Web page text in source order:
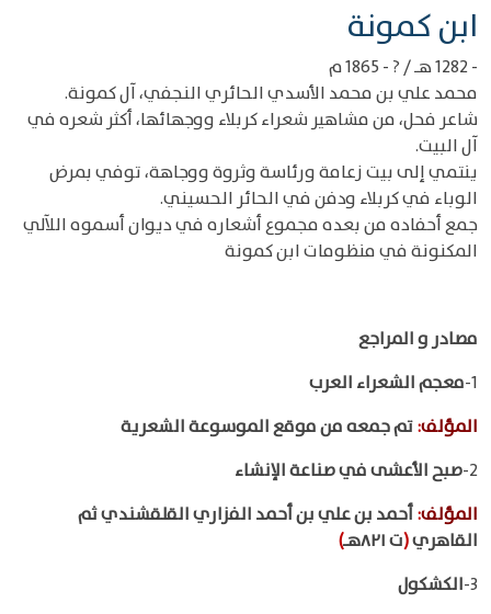
‌‌ابن كمونة
- 1282 هـ / ? - 1865 م
محمد علي بن محمد الأسدي الحائري النجفي، آل كمونة.
شاعر فحل، من مشاهير شعراء كربلاء ووجهائها، أكثر شعره في
آل البيت.
ينتمي إلى بيت زعامة ورئاسة وثروة ووجاهة، توفي بمرض
الوباء في كربلاء ودفن في الحائر الحسيني.
جمع أحفاده من بعده مجموع أشعاره في ديوان أسموه اللآلي
المكنونة في منظومات ابن كمونة
مصادر و المراجع
1- معجم الشعراء العرب
المؤلف:تم جمعه من موقع الموسوعة الشعرية
2- صبح الأعشى في صناعة الإنشاء
المؤلف:أحمد بن علي بن أحمد الفزاري القلقشندي ثم
القاهري(ت ٨٢١هـ
)
3- الكشكول